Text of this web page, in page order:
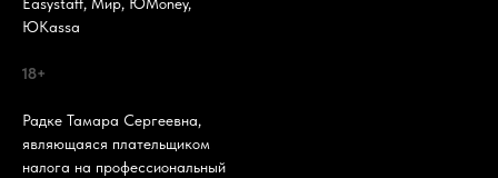
Easystaff, Мир, ЮMoney,
ЮKassa
18+
Радке Тамара Сергеевна,
являющаяся плательщиком
налога на профессиональный